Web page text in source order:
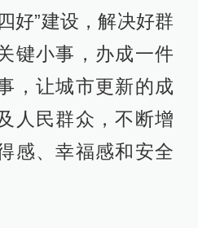
好”建设，解决好群
键小事，办成一件
，让城市更新的成
人民群众，不断增
感、幸福感和安全